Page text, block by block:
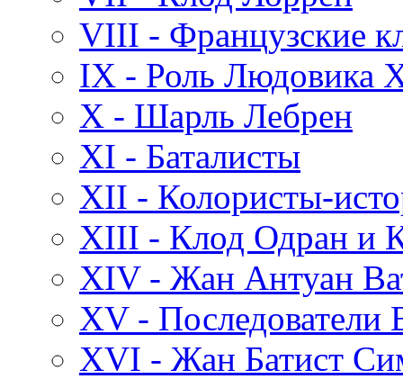
VIII - Французские
IX - Роль Людовика
X - Шарль Лебрен
XI - Баталисты
XII - Колористы-
XIII - Клод Одран и
XIV - Жан Антуан
XV - Последователи
XVI - Жан Батист